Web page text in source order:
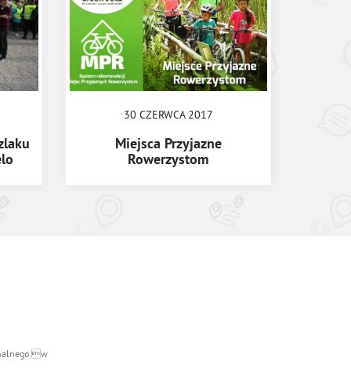
30 CZERWCA 2017
Miejsca Przyjazne
Rowerzystom
w